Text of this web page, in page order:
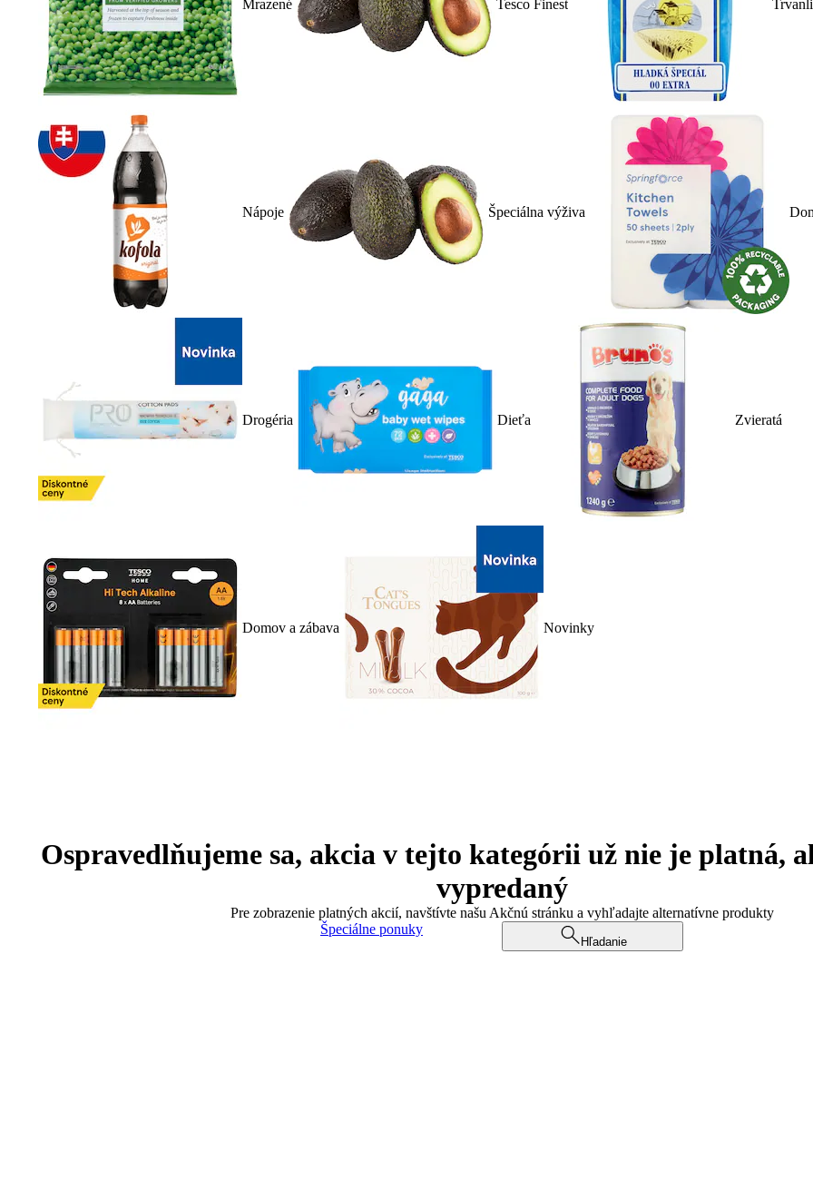
Mrazené Tesco Finest
Nápoje Špeciálna výživa
Drogéria Dieťa Zvieratá
Domov a zábava Novinky
Ospravedlňujeme sa, akcia v tejto kategórii už nie je platná,
vypredaný
Pre zobrazenie platných akcií, navštívte našu Akčnú stránku a vyhľadajte alternatívne produkty
Špeciálne ponuky
Hľadanie